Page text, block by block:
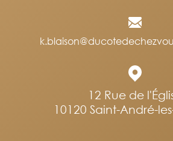
12 Rue de
10120
Saint-André-